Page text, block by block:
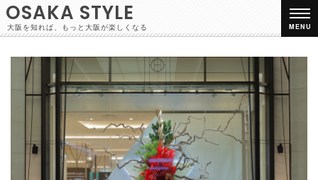
OSAKA STYLE
大阪を知れば、もっと大阪が楽しくなる MENU